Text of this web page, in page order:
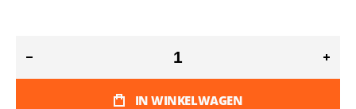
IN WINKELWAGEN